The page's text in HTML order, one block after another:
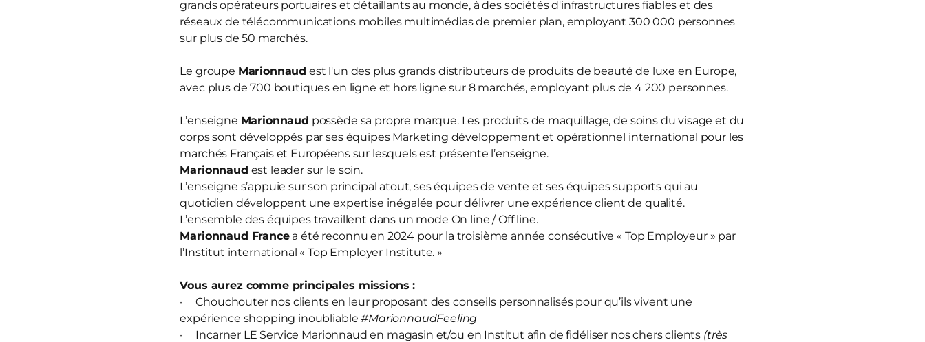
grands opérateurs portuaires et détaillants au monde, à des sociétés d'infrastructures fiables et des
réseaux de télécommunications mobiles multimédias de premier plan, employant 300 000 personnes
sur plus de 50 marchés.
Le groupe Marionnaud est l'un des plus grands distributeurs de produits de beauté de luxe en Europe,
avec plus de 700 boutiques en ligne et hors ligne sur 8 marchés, employant plus de 4 200 personnes.
L’enseigne Marionnaud possède sa propre marque. Les produits de maquillage, de soins du visage et du
corps sont développés par ses équipes Marketing développement et opérationnel international pour les
marchés Français et Européens sur lesquels est présente l’enseigne.
Marionnaud est leader sur le soin.
L’enseigne s’appuie sur son principal atout, ses équipes de vente et ses équipes supports qui au
quotidien développent une expertise inégalée pour délivrer une expérience client de qualité.
L’ensemble des équipes travaillent dans un mode On line / Off line.
Marionnaud Francea été reconnu en 2024 pour la troisième année consécutive « Top Employeur » par
l’Institut international « Top Employer Institute. »
Vous aurez comme principales missions :
· Chouchouter nos clients en leur proposant des conseils personnalisés pour qu’ils vivent une
expérience shopping inoubliable#MarionnaudFeeling
· Incarner LE Service Marionnaud en magasin et/ou en Institut afin de fidéliser nos chers clients (très